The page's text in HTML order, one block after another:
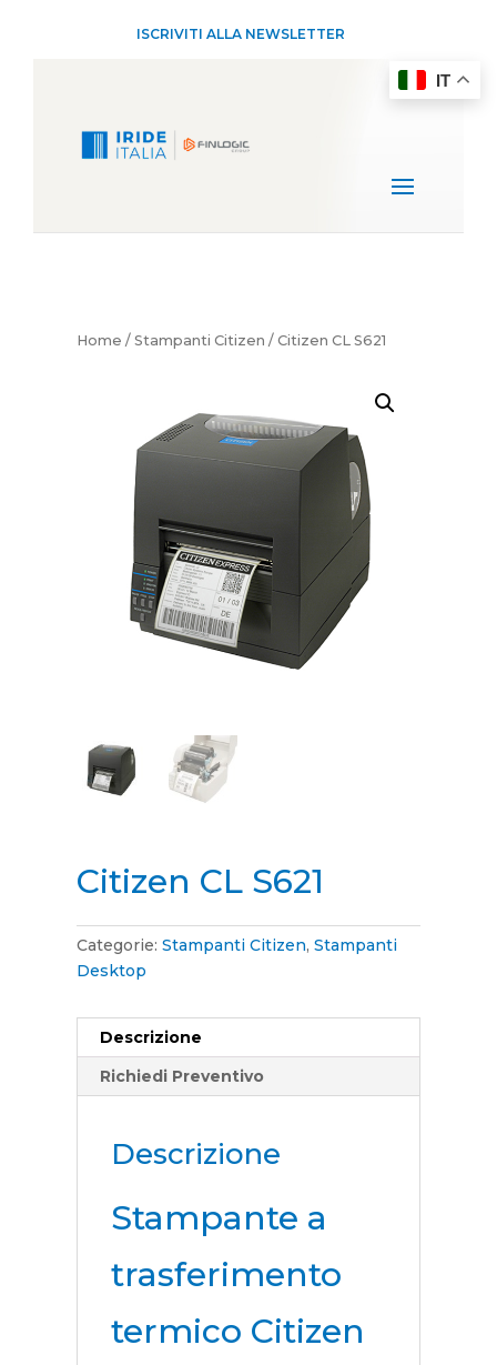
ISCRIVITI ALLA NEWSLETTER
Home / Stampanti Citizen / Citizen CL S621
Citizen CL S621
Categorie: Stampanti Citizen, Stampanti
Desktop
Descrizione
Richiedi Preventivo
Descrizione
Stampante a
trasferimento
termico Citizen
IT